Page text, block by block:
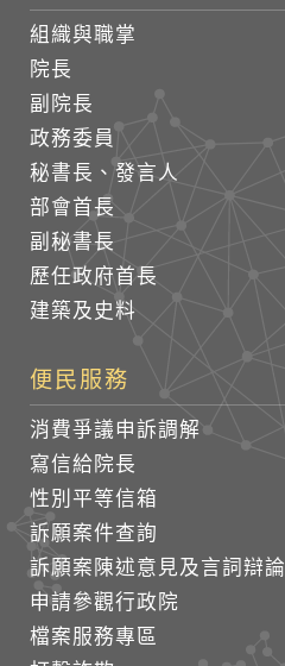
組織與職掌
院長
副院長
政務委員
秘書長、發言人
部會首長
副秘書長
歷任政府首長
建築及史料
便民服務
消費爭議申訴調解
寫信給院長
性別平等信箱
訴願案件查詢
訴願案陳述意見及言詞辯論
申請參觀行政院
檔案服務專區